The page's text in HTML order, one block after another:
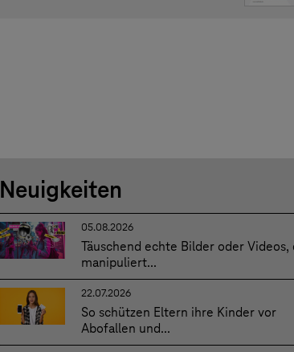
Neuigkeiten
05.08.2026
Täuschend echte Bilder oder Videos,
manipuliert...
22.07.2026
So schützen Eltern ihre Kinder vor
Abofallen und...